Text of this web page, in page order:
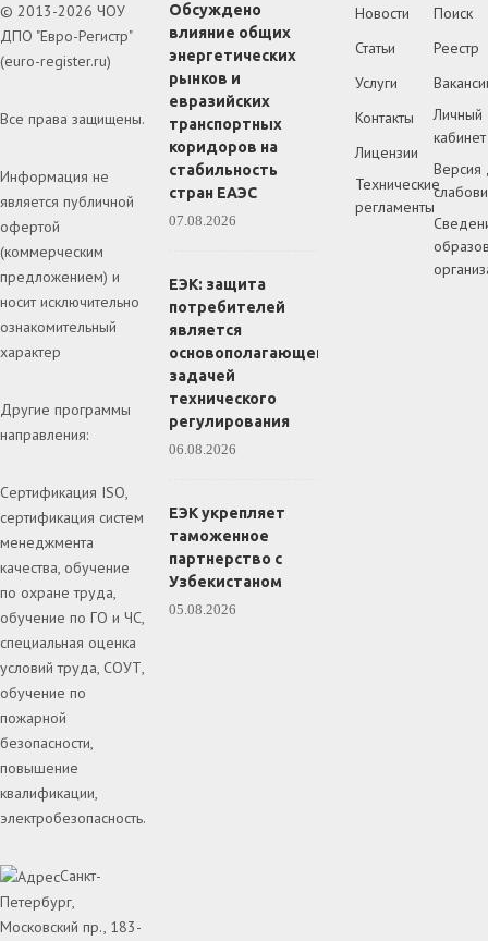
© 2013-2026 ЧОУ
ДПО "Евро-Регистр"
(euro-register.ru)
Все права защищены.
Информация не
является публичной
офертой
(коммерческим
предложением) и
носит исключительно
ознакомительный
характер
Другие программы
направления:
Сертификация ISO,
сертификация систем
менеджмента
качества, обучение
по охране труда,
обучение по ГО и ЧС,
специальная оценка
условий труда, СОУТ,
обучение по
пожарной
безопасности,
повышение
квалификации,
электробезопасность.
Санкт-
Петербург,
Московский пр., 183-
Обсуждено
влияние общих
энергетических
рынков и
евразийских
транспортных
коридоров на
стабильность
стран ЕАЭС
07.08.2026
ЕЭК: защита
потребителей
является
основополагающей
задачей
технического
регулирования
06.08.2026
ЕЭК укрепляет
таможенное
партнерство с
Узбекистаном
05.08.2026
Новости
Статьи
Услуги
Контакты
Лицензии
Технические
регламенты
Поиск
Реестр
Личный
кабинет
Версия